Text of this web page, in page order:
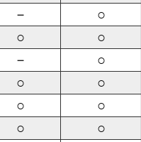
－ ○
○ ○
－ ○
○ ○
○ ○
○ ○